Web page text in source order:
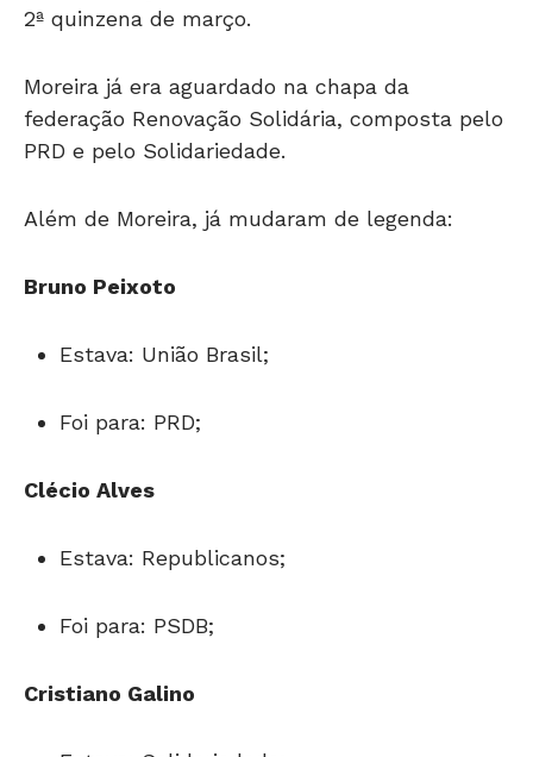
2ª quinzena de março.
Moreira já era aguardado na chapa da
federação Renovação Solidária, composta pelo
PRD e pelo Solidariedade.
Além de Moreira, já mudaram de legenda:
Bruno Peixoto
Estava: União Brasil;
Foi para: PRD;
Clécio Alves
Estava: Republicanos;
Foi para: PSDB;
Cristiano Galino